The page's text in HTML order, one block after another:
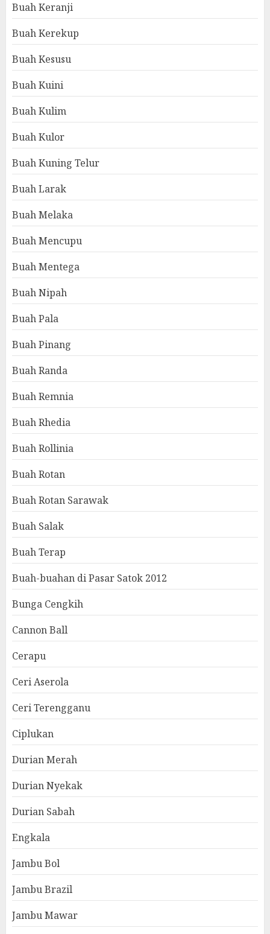
Buah Keranji
Buah Kerekup
Buah Kesusu
Buah Kuini
Buah Kulim
Buah Kulor
Buah Kuning Telur
Buah Larak
Buah Melaka
Buah Mencupu
Buah Mentega
Buah Nipah
Buah Pala
Buah Pinang
Buah Randa
Buah Remnia
Buah Rhedia
Buah Rollinia
Buah Rotan
Buah Rotan Sarawak
Buah Salak
Buah Terap
Buah-buahan di Pasar Satok 2012
Bunga Cengkih
Cannon Ball
Cerapu
Ceri Aserola
Ceri Terengganu
Ciplukan
Durian Merah
Durian Nyekak
Durian Sabah
Engkala
Jambu Bol
Jambu Brazil
Jambu Mawar